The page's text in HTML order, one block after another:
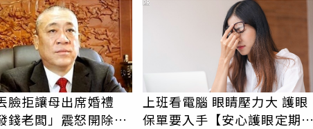
臉拒讓母出席婚禮
錢老闆」震怒開除：
上班看電腦 眼睛壓力大 護眼
保單要入手【安心護眼定期
PR